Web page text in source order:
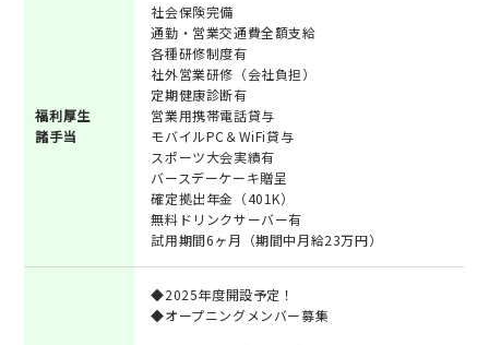
福利厚生
諸手当
社会保険完備
通勤・営業交通費全額支給
各種研修制度有
社外営業研修（会社負担）
定期健康診断有
営業用携帯電話貸与
モバイルPC＆WiFi貸与
スポーツ大会実績有
バースデーケーキ贈呈
確定拠出年金（401K）
無料ドリンクサーバー有
試用期間6ヶ月（期間中月給23万円）
◆2025年度開設予定！
◆オープニングメンバー募集